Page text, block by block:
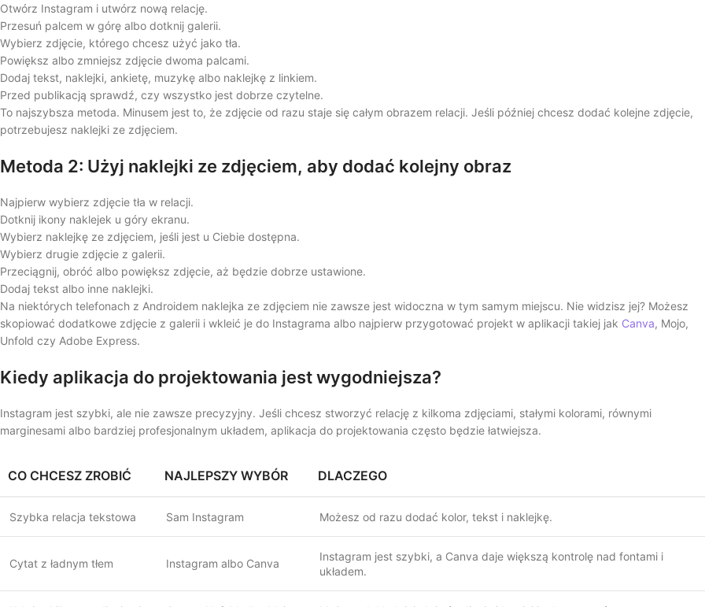
Otwórz Instagram i utwórz nową relację.
Przesuń palcem w górę albo dotknij galerii.
Wybierz zdjęcie, którego chcesz użyć jako tła.
Powiększ albo zmniejsz zdjęcie dwoma palcami.
Dodaj tekst, naklejki, ankietę, muzykę albo naklejkę z linkiem.
Przed publikacją sprawdź, czy wszystko jest dobrze czytelne.
To najszybsza metoda. Minusem jest to, że zdjęcie od razu staje się całym obrazem relacji. Jeśli później chcesz dodać kolejne zdjęcie,
potrzebujesz naklejki ze zdjęciem.
Metoda 2: Użyj naklejki ze zdjęciem, aby dodać kolejny obraz
Najpierw wybierz zdjęcie tła w relacji.
Dotknij ikony naklejek u góry ekranu.
Wybierz naklejkę ze zdjęciem, jeśli jest u Ciebie dostępna.
Wybierz drugie zdjęcie z galerii.
Przeciągnij, obróć albo powiększ zdjęcie, aż będzie dobrze ustawione.
Dodaj tekst albo inne naklejki.
Na niektórych telefonach z Androidem naklejka ze zdjęciem nie zawsze jest widoczna w tym samym miejscu. Nie widzisz jej? Możesz
skopiować dodatkowe zdjęcie z galerii i wkleić je do Instagrama albo najpierw przygotować projekt w aplikacji takiej jak Canva, Mojo,
Unfold czy Adobe Express.
Kiedy aplikacja do projektowania jest wygodniejsza?
Instagram jest szybki, ale nie zawsze precyzyjny. Jeśli chcesz stworzyć relację z kilkoma zdjęciami, stałymi kolorami, równymi
marginesami albo bardziej profesjonalnym układem, aplikacja do projektowania często będzie łatwiejsza.
CO CHCESZ ZROBIĆ NAJLEPSZY WYBÓR DLACZEGO
Szybka relacja tekstowa Sam Instagram Możesz od razu dodać kolor, tekst i naklejkę.
Cytat z ładnym tłem Instagram albo Canva
Instagram jest szybki, a Canva daje większą kontrolę nad fontami i
układem.